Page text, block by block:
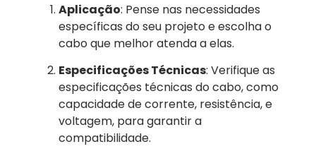
Aplicação: Pense nas necessidades
específicas do seu projeto e escolha o
cabo que melhor atenda a elas.
Especificações Técnicas: Verifique as
especificações técnicas do cabo, como
capacidade de corrente, resistência, e
voltagem, para garantir a
compatibilidade.